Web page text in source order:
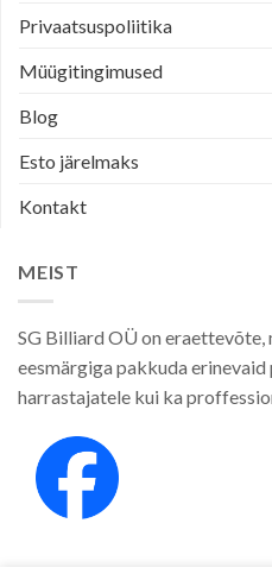
Privaatsuspoliitika
Müügitingimused
Blog
Esto järelmaks
Kontakt
MEIST
SG Billiard OÜ on eraettevõte,
eesmärgiga pakkuda
harrastajatele kui ka